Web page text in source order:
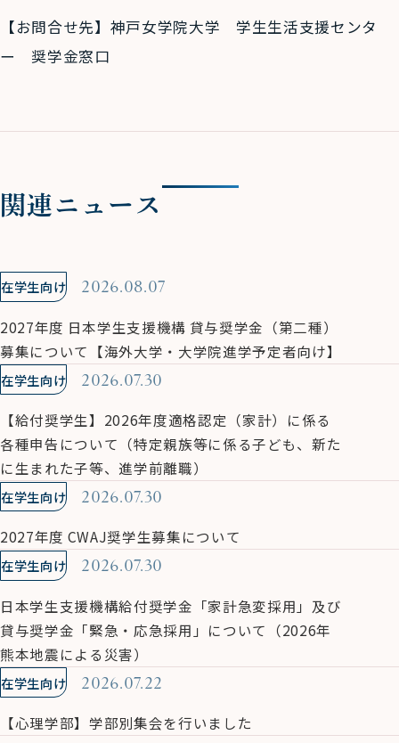
【お問合せ先】神戸女学院大学 学生生活支援センタ
ー 奨学金窓口
関連ニュース
在学生向け 2026.08.07
2027年度 日本学生支援機構 貸与奨学金（第二種）
募集について【海外大学・大学院進学予定者向け】
在学生向け 2026.07.30
【給付奨学生】2026年度適格認定（家計）に係る
各種申告について（特定親族等に係る子ども、新た
に生まれた子等、進学前離職）
在学生向け 2026.07.30
2027年度 CWAJ奨学生募集について
在学生向け 2026.07.30
日本学生支援機構給付奨学金「家計急変採用」及び
貸与奨学金「緊急・応急採用」について（2026年
熊本地震による災害）
在学生向け 2026.07.22
【心理学部】学部別集会を行いました